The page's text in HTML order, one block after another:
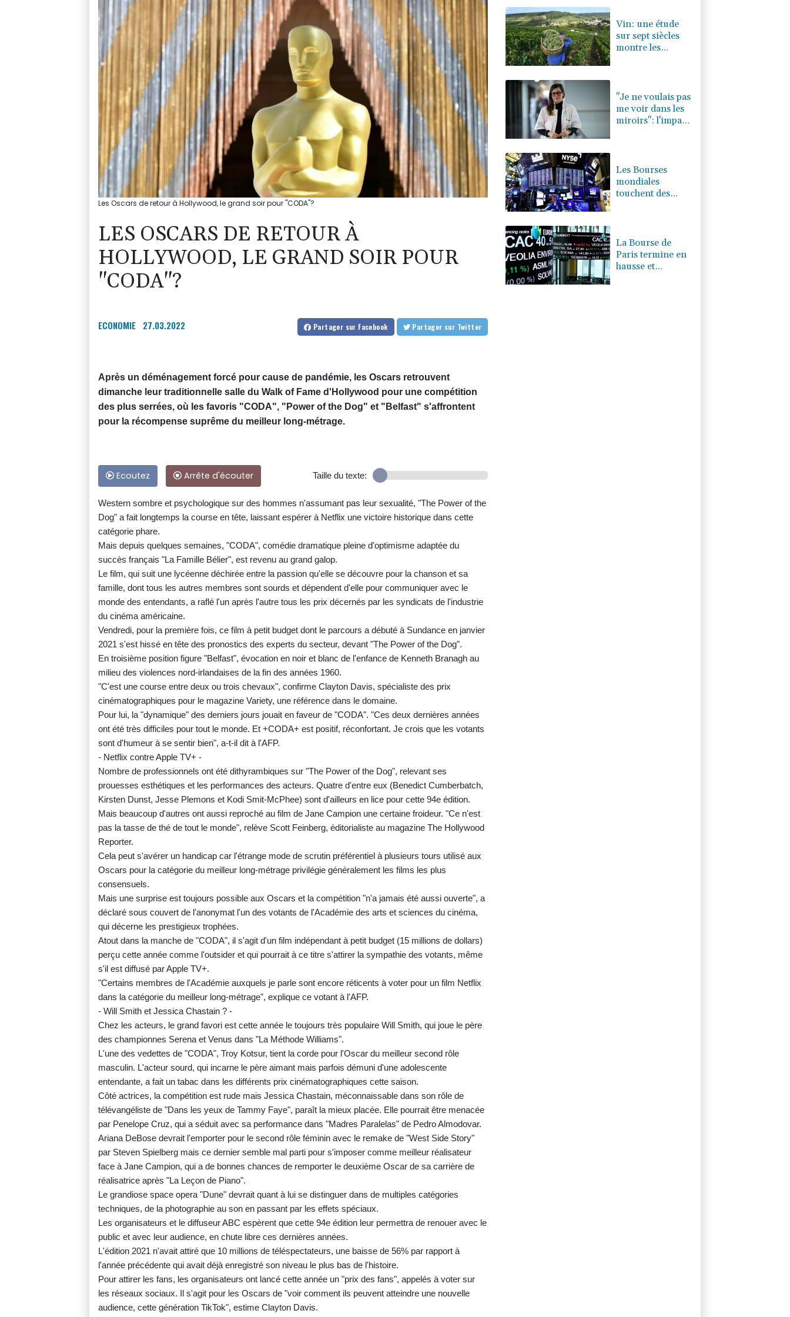
Les Oscars de retour à Hollywood, le grand soir pour "CODA"?
LES OSCARS DE RETOUR À
HOLLYWOOD, LE GRAND SOIR POUR
"CODA"?
ECONOMIE 27.03.2022 Partager sur Facebook Partager sur Twitter
Après un déménagement forcé pour cause de pandémie, les Oscars retrouvent
dimanche leur traditionnelle salle du Walk of Fame d'Hollywood pour une compétition
des plus serrées, où les favoris "CODA", "Power of the Dog" et "Belfast" s'affrontent
pour la récompense suprême du meilleur long-métrage.
Ecoutez Arrête d'écouter Taille du texte:
Western sombre et psychologique sur des hommes n'assumant pas leur sexualité, "The Power of the
Dog" a fait longtemps la course en tête, laissant espérer à Netflix une victoire historique dans cette
catégorie phare.
Mais depuis quelques semaines, "CODA", comédie dramatique pleine d'optimisme adaptée du
succès français "La Famille Bélier", est revenu au grand galop.
Le film, qui suit une lycéenne déchirée entre la passion qu'elle se découvre pour la chanson et sa
famille, dont tous les autres membres sont sourds et dépendent d'elle pour communiquer avec le
monde des entendants, a raflé l'un après l'autre tous les prix décernés par les syndicats de l'industrie
du cinéma américaine.
Vendredi, pour la première fois, ce film à petit budget dont le parcours a débuté à Sundance en janvier
2021 s'est hissé en tête des pronostics des experts du secteur, devant "The Power of the Dog".
En troisième position figure "Belfast", évocation en noir et blanc de l'enfance de Kenneth Branagh au
milieu des violences nord-irlandaises de la fin des années 1960.
"C'est une course entre deux ou trois chevaux", confirme Clayton Davis, spécialiste des prix
cinématographiques pour le magazine Variety, une référence dans le domaine.
Pour lui, la "dynamique" des derniers jours jouait en faveur de "CODA". "Ces deux dernières années
ont été très difficiles pour tout le monde. Et +CODA+ est positif, réconfortant. Je crois que les votants
sont d'humeur à se sentir bien", a-t-il dit à l'AFP.
- Netflix contre Apple TV+ -
Nombre de professionnels ont été dithyrambiques sur "The Power of the Dog", relevant ses
prouesses esthétiques et les performances des acteurs. Quatre d'entre eux (Benedict Cumberbatch,
Kirsten Dunst, Jesse Plemons et Kodi Smit-McPhee) sont d'ailleurs en lice pour cette 94e édition.
Mais beaucoup d'autres ont aussi reproché au film de Jane Campion une certaine froideur. "Ce n'est
pas la tasse de thé de tout le monde", relève Scott Feinberg, éditorialiste au magazine The Hollywood
Reporter.
Cela peut s'avérer un handicap car l'étrange mode de scrutin préférentiel à plusieurs tours utilisé aux
Oscars pour la catégorie du meilleur long-métrage privilégie généralement les films les plus
consensuels.
Mais une surprise est toujours possible aux Oscars et la compétition "n'a jamais été aussi ouverte", a
déclaré sous couvert de l'anonymat l'un des votants de l'Académie des arts et sciences du cinéma,
qui décerne les prestigieux trophées.
Atout dans la manche de "CODA", il s'agit d'un film indépendant à petit budget (15 millions de dollars)
perçu cette année comme l'outsider et qui pourrait à ce titre s'attirer la sympathie des votants, même
s'il est diffusé par Apple TV+.
"Certains membres de l'Académie auxquels je parle sont encore réticents à voter pour un film Netflix
dans la catégorie du meilleur long-métrage", explique ce votant à l'AFP.
- Will Smith et Jessica Chastain ? -
Chez les acteurs, le grand favori est cette année le toujours très populaire Will Smith, qui joue le père
des championnes Serena et Venus dans "La Méthode Williams".
L'une des vedettes de "CODA", Troy Kotsur, tient la corde pour l'Oscar du meilleur second rôle
masculin. L'acteur sourd, qui incarne le père aimant mais parfois démuni d'une adolescente
entendante, a fait un tabac dans les différents prix cinématographiques cette saison.
Côté actrices, la compétition est rude mais Jessica Chastain, méconnaissable dans son rôle de
télévangéliste de "Dans les yeux de Tammy Faye", paraît la mieux placée. Elle pourrait être menacée
par Penelope Cruz, qui a séduit avec sa performance dans "Madres Paralelas" de Pedro Almodovar.
Ariana DeBose devrait l'emporter pour le second rôle féminin avec le remake de "West Side Story"
par Steven Spielberg mais ce dernier semble mal parti pour s'imposer comme meilleur réalisateur
face à Jane Campion, qui a de bonnes chances de remporter le deuxième Oscar de sa carrière de
réalisatrice après "La Leçon de Piano".
Le grandiose space opera "Dune" devrait quant à lui se distinguer dans de multiples catégories
techniques, de la photographie au son en passant par les effets spéciaux.
Les organisateurs et le diffuseur ABC espèrent que cette 94e édition leur permettra de renouer avec le
public et avec leur audience, en chute libre ces dernières années.
L'édition 2021 n'avait attiré que 10 millions de téléspectateurs, une baisse de 56% par rapport à
l'année précédente qui avait déjà enregistré son niveau le plus bas de l'histoire.
Pour attirer les fans, les organisateurs ont lancé cette année un "prix des fans", appelés à voter sur
les réseaux sociaux. Il s'agit pour les Oscars de "voir comment ils peuvent atteindre une nouvelle
audience, cette génération TikTok", estime Clayton Davis.
Vin: une étude
sur sept siècles
montre les
"Je ne voulais pas
me voir dans les
miroirs": l'impact
Les Bourses
mondiales
touchent des
La Bourse de
Paris termine en
hausse et